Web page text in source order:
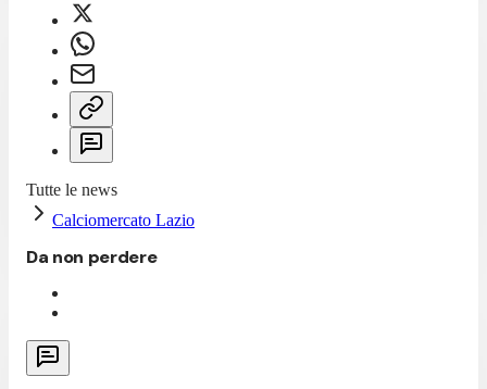
Tutte le news
Calciomercato Lazio
Da non perdere